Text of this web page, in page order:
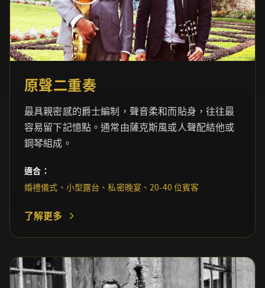
原聲二重奏
最具親密感的爵士編制，聲音柔和而貼身，往往最
容易留下記憶點。通常由薩克斯風或人聲配結他或
鋼琴組成。
適合：
婚禮儀式、小型露台、私密晚宴、20-40 位賓客
了解更多